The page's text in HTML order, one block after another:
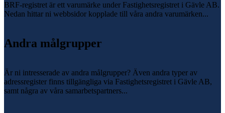
BRF-registret är ett varumärke under Fastighetsregistret i Gävle AB.
Nedan hittar ni webbsidor kopplade till våra andra varumärken...
Andra målgrupper
Är ni intresserade av andra målgrupper? Även andra typer av
adressregister finns tillgängliga via Fastighetsregistret i Gävle AB,
samt några av våra samarbetspartners...